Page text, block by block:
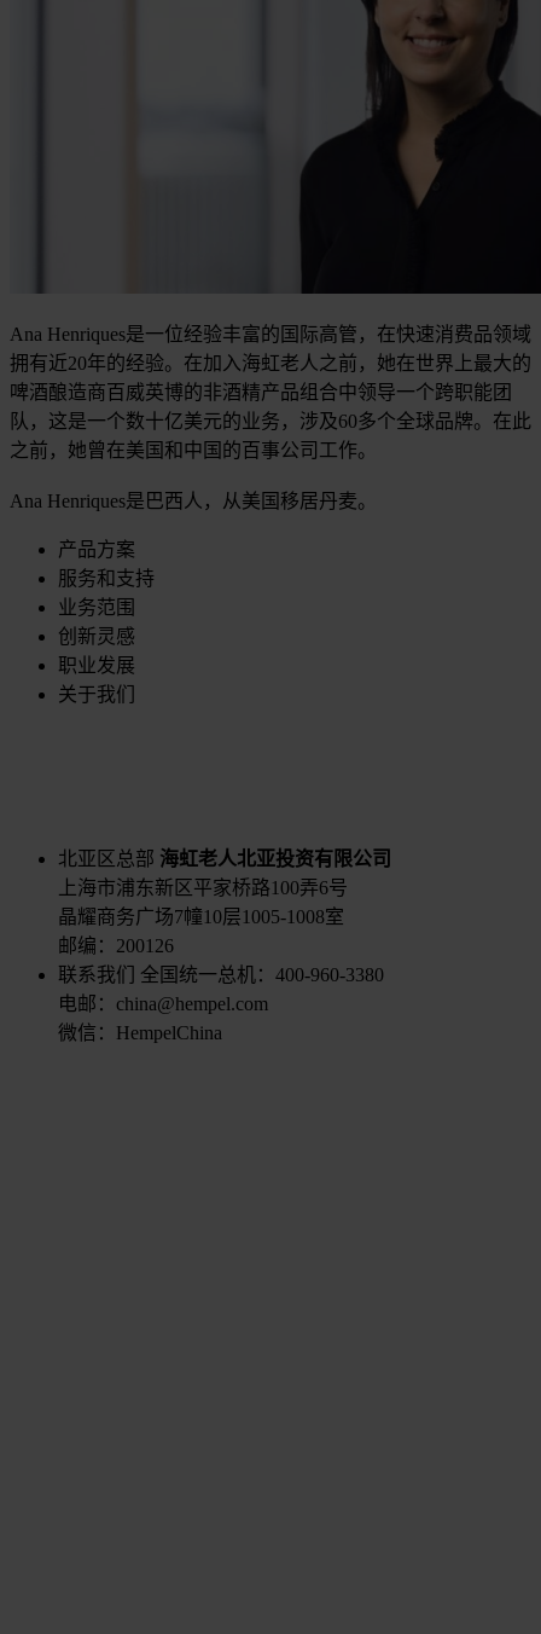
Ana Henriques是一位经验丰富的国际高管，在快速消费品领域
拥有近20年的经验。在加入海虹老人之前，她在世界上最大的
啤酒酿造商百威英博的非酒精产品组合中领导一个跨职能团
队，这是一个数十亿美元的业务，涉及60多个全球品牌。在此
之前，她曾在美国和中国的百事公司工作。
Ana Henriques是巴西人，从美国移居丹麦。
产品方案
服务和支持
业务范围
创新灵感
职业发展
关于我们
北亚区总部 海虹老人北亚投资有限公司
上海市浦东新区平家桥路100弄6号
晶耀商务广场7幢10层1005-1008室
邮编：200126
联系我们
全国统一总机：400-960-3380
电邮：china@hempel.com
微信：HempelChina